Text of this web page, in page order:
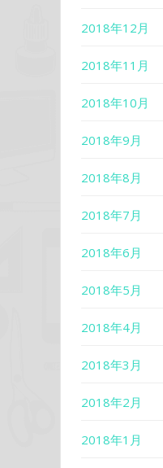
2018年12月
2018年11月
2018年10月
2018年9月
2018年8月
2018年7月
2018年6月
2018年5月
2018年4月
2018年3月
2018年2月
2018年1月